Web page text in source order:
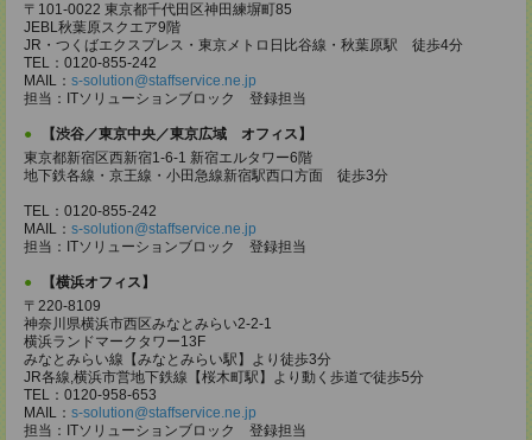
〒101-0022 東京都千代田区神田練塀町85
JEBL秋葉原スクエア9階
JR・つくばエクスプレス・東京メトロ日比谷線・秋葉原駅 徒歩4分
TEL：0120-855-242
MAIL： s-solution@staffservice.ne.jp
担当：ITソリューションブロック 登録担当
【渋谷／東京中央／東京広域 オフィス】
東京都新宿区西新宿1-6-1 新宿エルタワー6階
地下鉄各線・京王線・小田急線新宿駅西口方面 徒歩3分
TEL：0120-855-242
MAIL： s-solution@staffservice.ne.jp
担当：ITソリューションブロック 登録担当
【横浜オフィス】
〒220-8109
神奈川県横浜市西区みなとみらい2-2-1
横浜ランドマークタワー13F
みなとみらい線【みなとみらい駅】より徒歩3分
JR各線,横浜市営地下鉄線【桜木町駅】より動く歩道で徒歩5分
TEL：0120-958-653
MAIL： s-solution@staffservice.ne.jp
担当：ITソリューションブロック 登録担当